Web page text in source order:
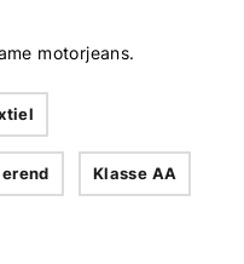
motorjeans.
Klasse AA